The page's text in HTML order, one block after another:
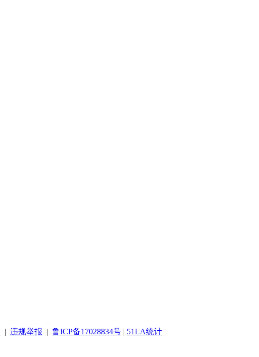
| 违规举报 | 鲁ICP备17028834号 | 51LA统计